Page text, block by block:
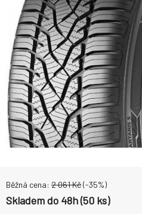
Běžná cena: 2 061Kč(-35%)
Skladem do 48h (50 ks)